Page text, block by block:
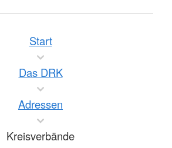
Start
Das DRK
Adressen
Kreisverbände